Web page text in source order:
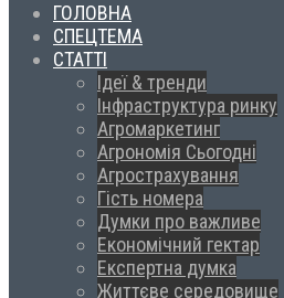
ГОЛОВНА
СПЕЦТЕМА
СТАТТІ
Ідеї & тренди
Інфраструктура ринку
Агромаркетинг
Агрономія Сьогодні
Агрострахування
Гість номера
Думки про важливе
Економічний гектар
Експертна думка
Життєве середовище